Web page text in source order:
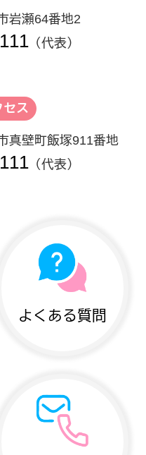
岩瀬64番地2
（代表）
セス
真壁町飯塚911番地
（代表）
よくある質問